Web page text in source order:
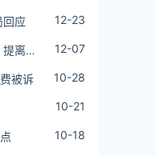
回应 12-23
离婚
12-07
被诉 10-28
10-21
10-18